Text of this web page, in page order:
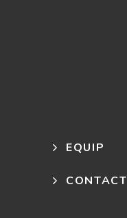
EQUIP
CONTACT